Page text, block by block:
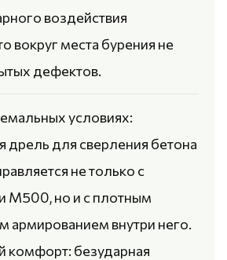
воздействия
вокруг места бурения не
дефектов.
условиях:
для сверления бетона
не только с
М500, но и с плотным
армированием внутри него.
комфорт: безударная